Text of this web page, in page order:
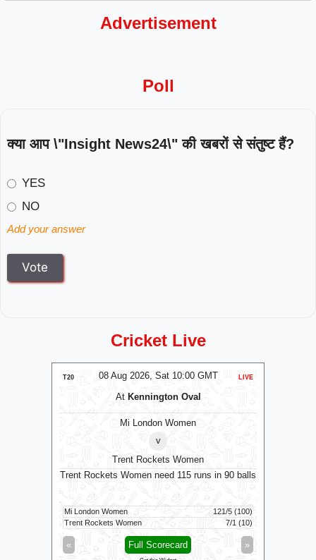
Advertisement
Poll
क्या आप \"Insight News24\" की खबरों से संतुष्ट हैं?
YES
NO
Add your answer
Cricket Live
08 Aug 2026, Sat 10:00 GMT
T20 LIVE
At Kennington Oval
Mi London Women
v
Trent Rockets Women
Trent Rockets Women need 115 runs in 90 balls
Mi London Women
121/5 (100)
Trent Rockets Women
7/1 (10)
« »
Full Scorecard